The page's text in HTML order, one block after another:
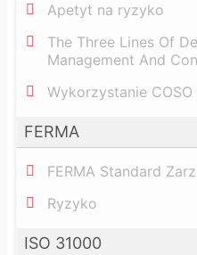
Apetyt na ryzyko
The Three Lines Of
Management And
Wykorzystanie
FERMA
FERMA Standard
Ryzyko
ISO 31000